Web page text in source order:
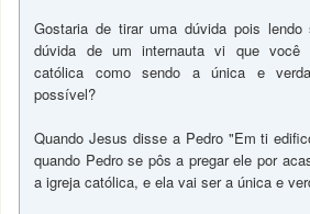
Gostaria de tirar uma dúvida pois
dúvida de um internauta vi que você
católica como sendo a única e
possível?
Quando Jesus disse a Pedro "Em ti
quando Pedro se pôs a pregar ele por
a igreja católica, e ela vai ser a única e